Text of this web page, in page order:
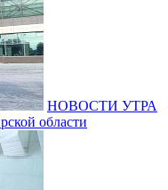
НОВОСТИ УТРА
области